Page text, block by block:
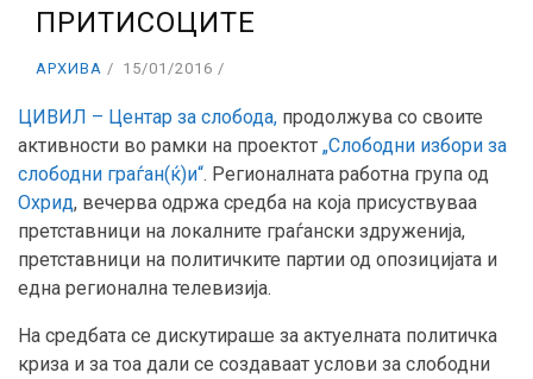
ПРИТИСОЦИТЕ
АРХИВА 15/01/2016
ЦИВИЛ – Центар за слобода, продолжува со своите
активности во рамки на проектот „Слободни избори за
слободни граѓан(ќ)и“. Регионалната работна група од
Охрид, вечерва одржа средба на која присуствуваа
претставници на локалните граѓански здруженија,
претставници на политичките партии од опозицијата и
една регионална телевизија.
На средбата се дискутираше за актуелната политичка
криза и за тоа дали се создаваат услови за слободни